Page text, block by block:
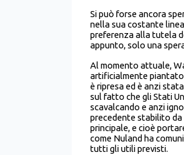
Si può forse ancora
nella sua costante
preferenza alla tutela
appunto, solo una
Al momento attuale,
artificialmente piantato
è ripresa ed è anzi
sul fatto che gli Stati
scavalcando e anzi
precedente stabilito da
principale, e cioè
come Nuland ha
tutti gli utili previsti.